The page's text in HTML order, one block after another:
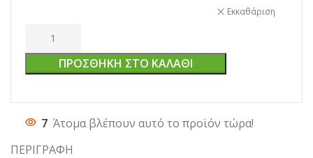
Εκκαθάριση
ΠΡΟΣΘΉΚΗ ΣΤΟ ΚΑΛΆΘΙ
7 Άτομα βλέπουν αυτό το προϊόν τώρα!
ΠΕΡΙΓΡΑΦΗ